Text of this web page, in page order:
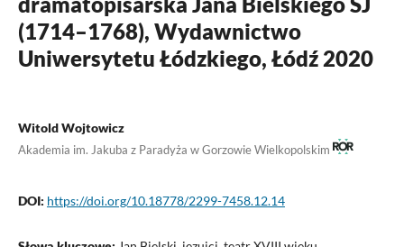
(1714–1768), Wydawnictwo
Uniwersytetu Łódzkiego, Łódź 2020
Witold Wojtowicz
Akademia im. Jakuba z Paradyża w Gorzowie Wielkopolskim
DOI: https://doi.org/10.18778/2299-7458.12.14